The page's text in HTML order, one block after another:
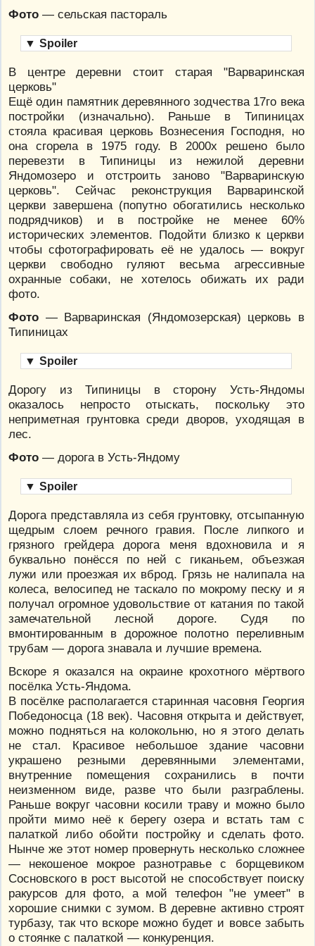
Фото — сельская пастораль
▼ Spoiler
В центре деревни стоит старая "Варваринская
церковь"
Ещё один памятник деревянного зодчества 17го века
постройки (изначально). Раньше в Типиницах
стояла красивая церковь Вознесения Господня, но
она сгорела в 1975 году. В 2000х решено было
перевезти в Типиницы из нежилой деревни
Яндомозеро и отстроить заново "Варваринскую
церковь". Сейчас реконструкция Варваринской
церкви завершена (попутно обогатились несколько
подрядчиков) и в постройке не менее 60%
исторических элементов. Подойти близко к церкви
чтобы сфотографировать её не удалось — вокруг
церкви свободно гуляют весьма агрессивные
охранные собаки, не хотелось обижать их ради
фото.
Фото — Варваринская (Яндомозерская) церковь в
Типиницах
▼ Spoiler
Дорогу из Типиницы в сторону Усть-Яндомы
оказалось непросто отыскать, поскольку это
неприметная грунтовка среди дворов, уходящая в
лес.
Фото — дорога в Усть-Яндому
▼ Spoiler
Дорога представляла из себя грунтовку, отсыпанную
щедрым слоем речного гравия. После липкого и
грязного грейдера дорога меня вдохновила и я
буквально понёсся по ней с гиканьем, объезжая
лужи или проезжая их вброд. Грязь не налипала на
колеса, велосипед не таскало по мокрому песку и я
получал огромное удовольствие от катания по такой
замечательной лесной дороге. Судя по
вмонтированным в дорожное полотно переливным
трубам — дорога знавала и лучшие времена.
Вскоре я оказался на окраине крохотного мёртвого
посёлка Усть-Яндома.
В посёлке располагается старинная часовня Георгия
Победоносца (18 век). Часовня открыта и действует,
можно подняться на колокольню, но я этого делать
не стал. Красивое небольшое здание часовни
украшено резными деревянными элементами,
внутренние помещения сохранились в почти
неизменном виде, разве что были разграблены.
Раньше вокруг часовни косили траву и можно было
пройти мимо неё к берегу озера и встать там с
палаткой либо обойти постройку и сделать фото.
Нынче же этот номер провернуть несколько сложнее
— некошеное мокрое разнотравье с борщевиком
Сосновского в рост высотой не способствует поиску
ракурсов для фото, а мой телефон "не умеет" в
хорошие снимки с зумом. В деревне активно строят
турбазу, так что вскоре можно будет и вовсе забыть
о стоянке с палаткой — конкуренция.